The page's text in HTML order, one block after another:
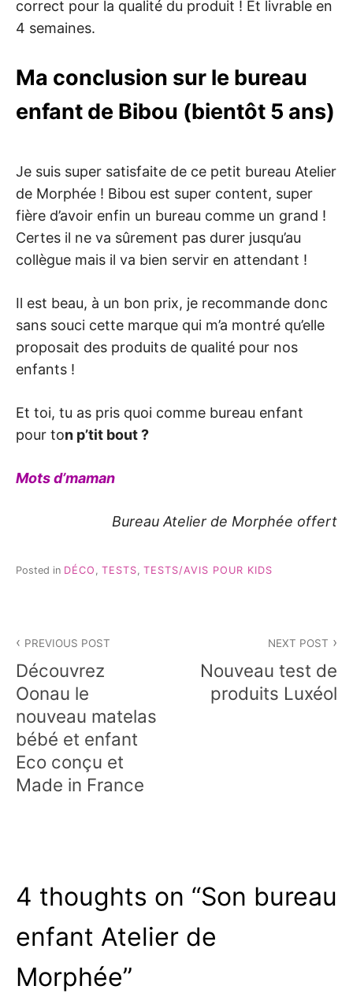
correct pour la qualité du produit ! Et livrable en
4 semaines.
Ma conclusion sur le bureau
enfant de Bibou (bientôt 5 ans)
Je suis super satisfaite de ce petit bureau Atelier
de Morphée ! Bibou est super content, super
fière d’avoir enfin un bureau comme un grand !
Certes il ne va sûrement pas durer jusqu’au
collègue mais il va bien servir en attendant !
Il est beau, à un bon prix, je recommande donc
sans souci cette marque qui m’a montré qu’elle
proposait des produits de qualité pour nos
enfants !
Et toi, tu as pris quoi comme bureau enfant
pour ton p’tit bout ?
Mots d’maman
Bureau Atelier de Morphée offert
Posted in DÉCO TESTS TESTS/AVIS POUR KIDS
de
l’article
PREVIOUS POST
Découvrez
Oonau le
nouveau matelas
bébé et enfant
Eco conçu et
Made in France
NEXT POST
Nouveau test de
produits Luxéol
4 thoughts on “Son bureau
enfant Atelier de
Morphée”